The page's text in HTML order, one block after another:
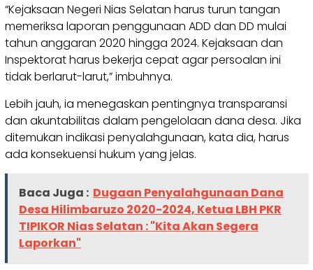
“Kejaksaan Negeri Nias Selatan harus turun tangan
memeriksa laporan penggunaan ADD dan DD mulai
tahun anggaran 2020 hingga 2024. Kejaksaan dan
Inspektorat harus bekerja cepat agar persoalan ini
tidak berlarut-larut,” imbuhnya.
Lebih jauh, ia menegaskan pentingnya transparansi
dan akuntabilitas dalam pengelolaan dana desa. Jika
ditemukan indikasi penyalahgunaan, kata dia, harus
ada konsekuensi hukum yang jelas.
Baca Juga : Dugaan Penyalahgunaan Dana
Desa Hilimbaruzo 2020-2024, Ketua LBH PKR
TIPIKOR Nias Selatan : "Kita Akan Segera
Laporkan"